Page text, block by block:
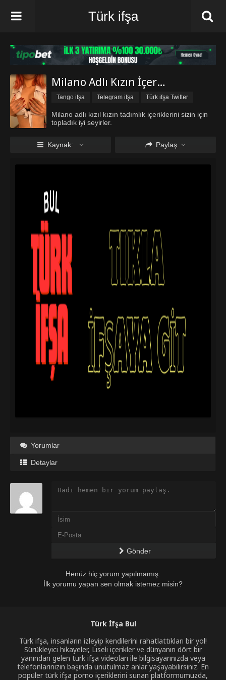
Türk ifşa
Milano Adlı Kızın İçerikleri
Tango ifşa Telegram ifşa Türk ifşa Twitter
Türk ifşa vk Vip ifşa
Milano adlı kızıl kızın tadımlık içeriklerini sizin için
topladık iyi seyirler.
Kaynak: Paylaş
Yorumlar
Detaylar
Gönder
Henüz hiç yorum yapılmamış.
İlk yorumu yapan sen olmak istemez misin?
Türk İfşa Bul
Türk ifşa, insanların izleyip kendilerini rahatlattıkları bir yol!
Sürükleyici hikayeler, Liseli içerikler ve dünyanın dört bir
yanından gelen türk ifşa videoları ile bilgisayarınızda veya
telefonlarınızın başında unutulmaz anlar yaşayabilirsiniz. En
popüler türk ifşa porno içeriklerini sunan platformumuzda,